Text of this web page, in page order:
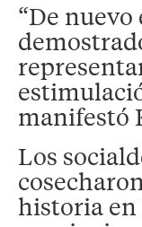
“De
manifestó
Los
historia